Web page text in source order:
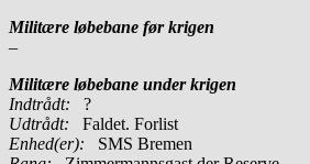
Militære løbebane før krigen
–
Militære løbebane under krigen
Indtrådt: ?
Udtrådt: Faldet. Forlist
Enhed(er):
SMS Bremen